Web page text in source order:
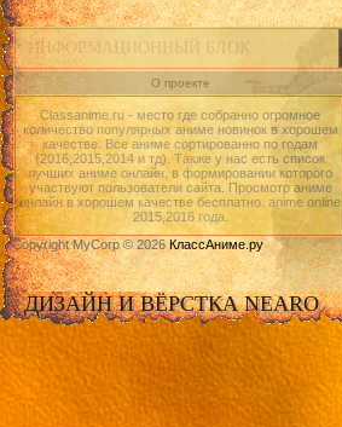
ИНФОРМАЦИОННЫЙ БЛОК
О проекте
Classanime.ru - место где собранно огромное
количество популярных аниме новинок в хорошем
качестве. Все аниме сортированно по годам
(2016,2015,2014 и тд). Также у нас есть список
лучших аниме онлайн, в формировании которого
участвуют пользователи сайта. Просмотр аниме
онлайн в хорошем качестве бесплатно. anime online
2015,2016 года.
Copyright MyCorp © 2026КлассАниме.ру
ДИЗАЙН И ВЁРСТКА NEARO